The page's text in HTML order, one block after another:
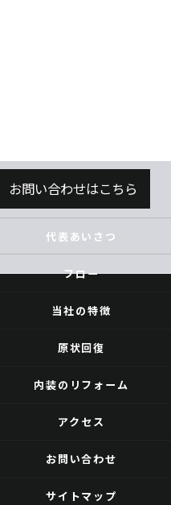
お問い合わせはこちら
代表あいさつ
フロー
当社の特徴
原状回復
内装のリフォーム
アクセス
お問い合わせ
サイトマップ